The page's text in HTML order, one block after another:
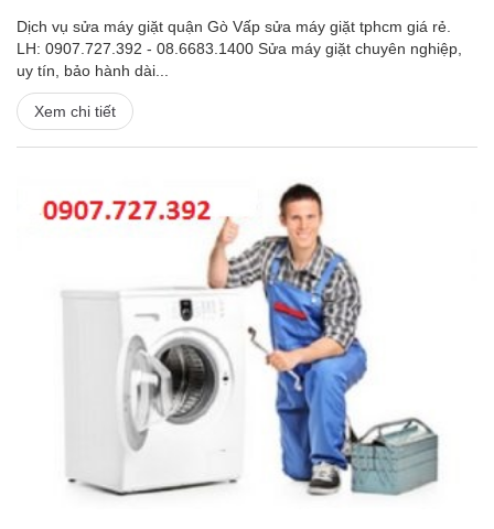
Dịch vụ sửa máy giặt quận Gò Vấp sửa máy giặt tphcm giá rẻ.
LH: 0907.727.392 - 08.6683.1400 Sửa máy giặt chuyên nghiệp,
uy tín, bảo hành dài...
Xem chi tiết